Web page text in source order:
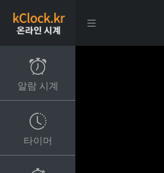
알람 시계
타이머